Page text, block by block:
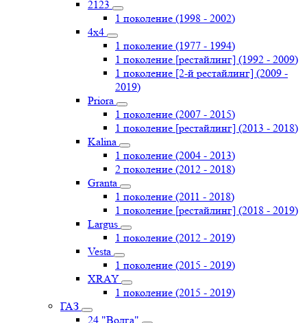
2123
1 поколение (1998 - 2002)
4х4
1 поколение (1977 - 1994)
1 поколение [рестайлинг] (1992 - 2009)
1 поколение [2-й рестайлинг] (2009 -
2019)
Priоra
1 поколение (2007 - 2015)
1 поколение [рестайлинг] (2013 - 2018)
Kalina
1 поколение (2004 - 2013)
2 поколение (2012 - 2018)
Granta
1 поколение (2011 - 2018)
1 поколение [рестайлинг] (2018 - 2019)
Largus
1 поколение (2012 - 2019)
Vesta
1 поколение (2015 - 2019)
XRAY
1 поколение (2015 - 2019)
ГАЗ
24 "Волга"